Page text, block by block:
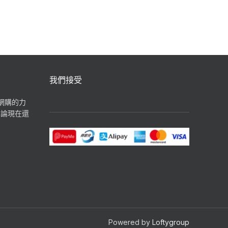
購的力
現在還
我們接受
Powered by Loftygroup